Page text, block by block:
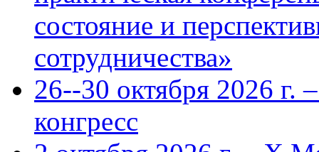
состояние и
сотрудничества»
26--30 октября 2026 г.
конгресс